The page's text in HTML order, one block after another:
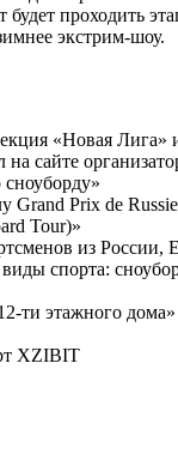
проходить
экстрим-шоу.
«Новая Лига»
сайте
Grand Prix de
Tour)»
из
спорта:
ти этажного дома»
XZIBIT